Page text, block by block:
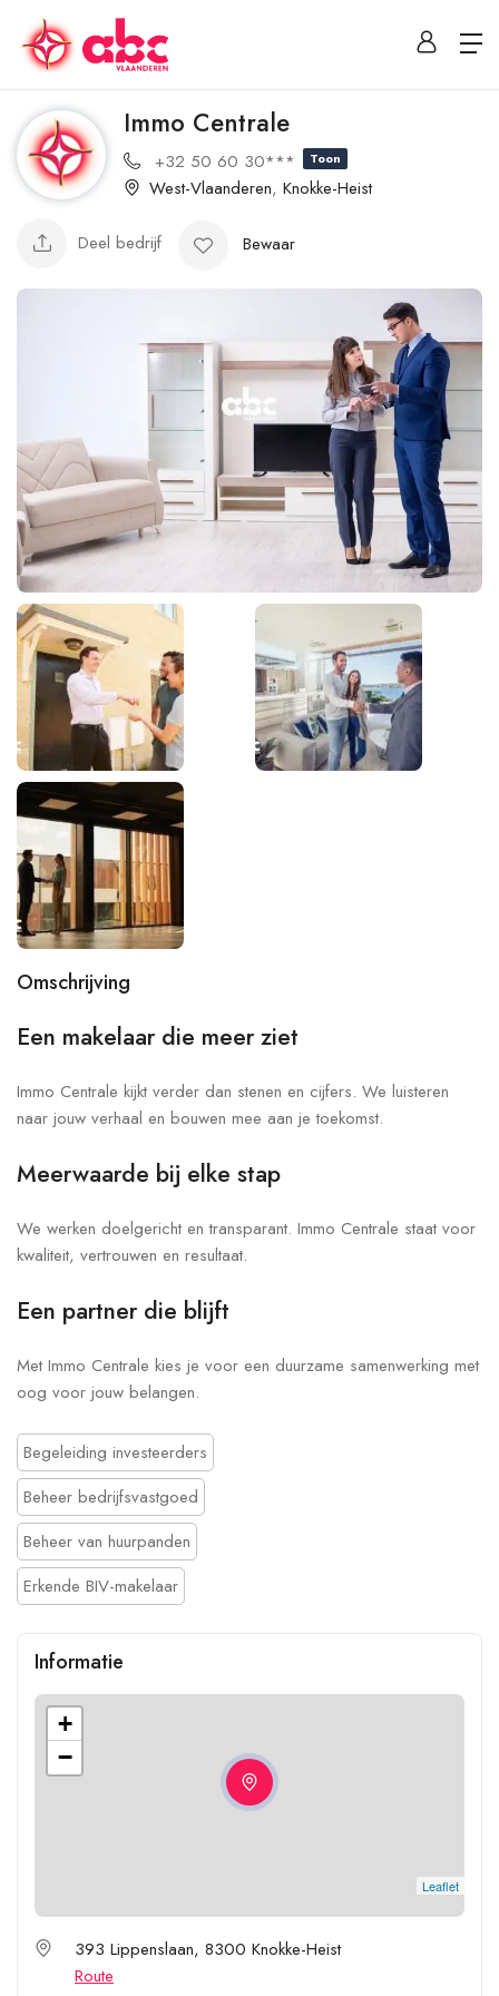
Immo Centrale
+32 50 60 30*** Toon
West-Vlaanderen, Knokke-Heist
Deel bedrijf Bewaar
Omschrijving
Een makelaar die meer ziet
Immo Centrale kijkt verder dan stenen en cijfers. We luisteren
naar jouw verhaal en bouwen mee aan je toekomst.
Meerwaarde bij elke stap
We werken doelgericht en transparant. Immo Centrale staat voor
kwaliteit, vertrouwen en resultaat.
Een partner die blijft
Met Immo Centrale kies je voor een duurzame samenwerking met
oog voor jouw belangen.
Begeleiding investeerders
Beheer bedrijfsvastgoed
Beheer van huurpanden
Erkende BIV-makelaar
Informatie
+
−
Leaflet
393 Lippenslaan, 8300 Knokke-Heist
Route